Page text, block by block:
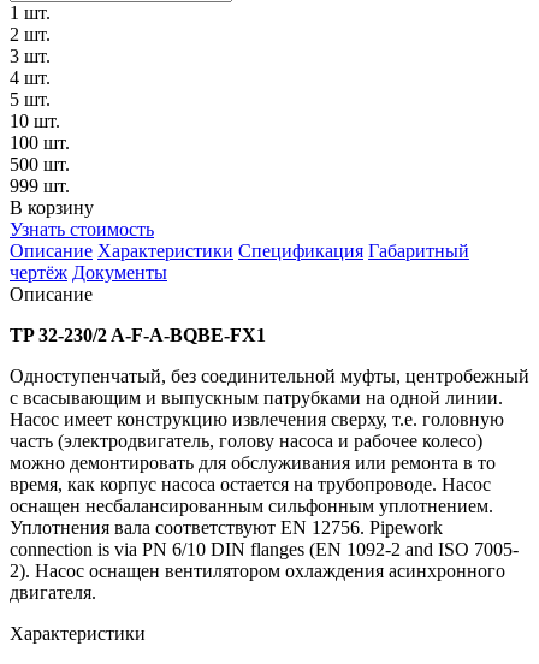
1 шт.
2 шт.
3 шт.
4 шт.
5 шт.
10 шт.
100 шт.
500 шт.
999 шт.
В корзину
Узнать стоимость
Описание Характеристики Спецификация Габаритный
чертёж Документы
Описание
TP 32-230/2 A-F-A-BQBE-FX1
Одноступенчатый, без соединительной муфты, центробежный
с всасывающим и выпускным патрубками на одной линии.
Насос имеет конструкцию извлечения сверху, т.е. головную
часть (электродвигатель, голову насоса и рабочее колесо)
можно демонтировать для обслуживания или ремонта в то
время, как корпус насоса остается на трубопроводе. Насос
оснащен несбалансированным сильфонным уплотнением.
Уплотнения вала соответствуют EN 12756. Pipework
connection is via PN 6/10 DIN flanges (EN 1092-2 and ISO 7005-
2). Насос оснащен вентилятором охлаждения асинхронного
двигателя.
Характеристики